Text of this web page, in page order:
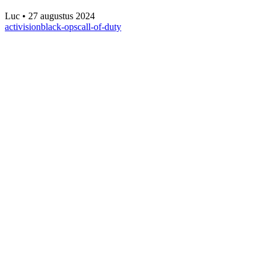
Luc • 27 augustus 2024
activisionblack-opscall-of-duty